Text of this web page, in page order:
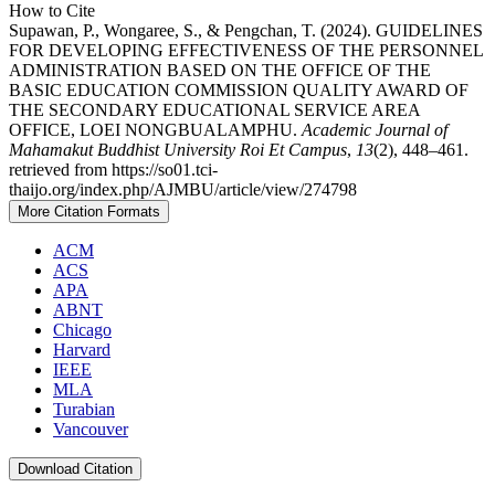
How to Cite
Supawan, P., Wongaree, S., & Pengchan, T. (2024). GUIDELINES
FOR DEVELOPING EFFECTIVENESS OF THE PERSONNEL
ADMINISTRATION BASED ON THE OFFICE OF THE
BASIC EDUCATION COMMISSION QUALITY AWARD OF
THE SECONDARY EDUCATIONAL SERVICE AREA
OFFICE, LOEI NONGBUALAMPHU. Academic Journal of
Mahamakut Buddhist University Roi Et Campus, 13(2), 448–461.
retrieved from https://so01.tci-
thaijo.org/index.php/AJMBU/article/view/274798
More Citation Formats
ACM
ACS
APA
ABNT
Chicago
Harvard
IEEE
MLA
Turabian
Vancouver
Download Citation